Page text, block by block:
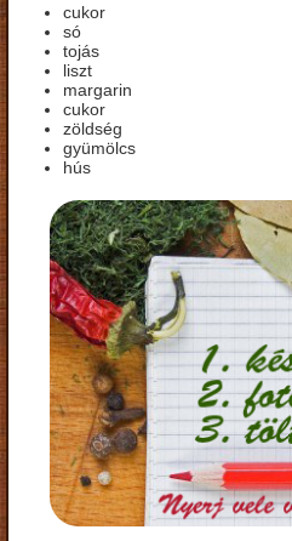
cukor
só
tojás
liszt
margarin
cukor
zöldség
gyümölcs
hús